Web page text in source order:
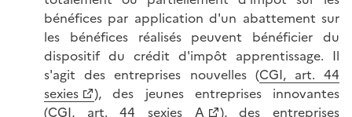
bénéfices par application d'un abattement sur
les bénéfices réalisés peuvent bénéficier du
dispositif du crédit d'impôt apprentissage. Il
s'agit des entreprises nouvelles (CGI, art. 44
sexies
), des jeunes entreprises innovantes
(CGI, art. 44 sexies A
), des entreprises